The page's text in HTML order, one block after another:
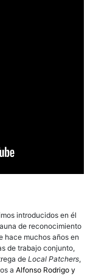
introducidos en él
de reconocimiento
hace muchos años en
de trabajo conjunto,
de Local Patchers,
a Alfonso Rodrigo y